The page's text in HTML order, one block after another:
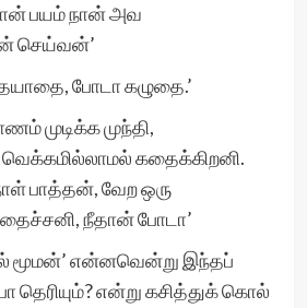
பயம் நான் அவ
செய்வன்’
போடா கழுதை.’
முடிக்க முந்தி,
கதைக்கிறனி.
பாத்தன், வேற ஒரு
நீதான் போடா’
மூமன்’ என்னவென்று இந்தப்
தெரியும்? என்று கசித்துக் கொல்